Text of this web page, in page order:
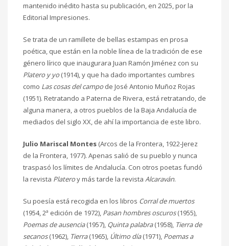
mantenido inédito hasta su publicación, en 2025, por la
Editorial Impresiones.
Se trata de un ramillete de bellas estampas en prosa
poética, que están en la noble línea de la tradición de ese
género lírico que inaugurara Juan Ramón Jiménez con su
Platero y yo (1914), y que ha dado importantes cumbres
como Las cosas del campo de José Antonio Muñoz Rojas
(1951). Retratando a Paterna de Rivera, está retratando, de
alguna manera, a otros pueblos de la Baja Andalucía de
mediados del siglo XX, de ahí la importancia de este libro.
Julio Mariscal Montes (Arcos de la Frontera, 1922-Jerez
de la Frontera, 1977). Apenas salió de su pueblo y nunca
traspasó los límites de Andalucía. Con otros poetas fundó
la revista Plateroy más tarde la revista Alcaraván.
Su poesía está recogida en los libros Corral de muertos
(1954, 2ª edición de 1972), Pasan hombres oscuros(1955),
Poemas de ausencia(1957), Quinta palabra(1958), Tierra de
secanos(1962), Tierra(1965), Último día(1971), Poemas a